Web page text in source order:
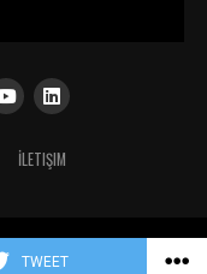
TWEET
İLETIŞIM